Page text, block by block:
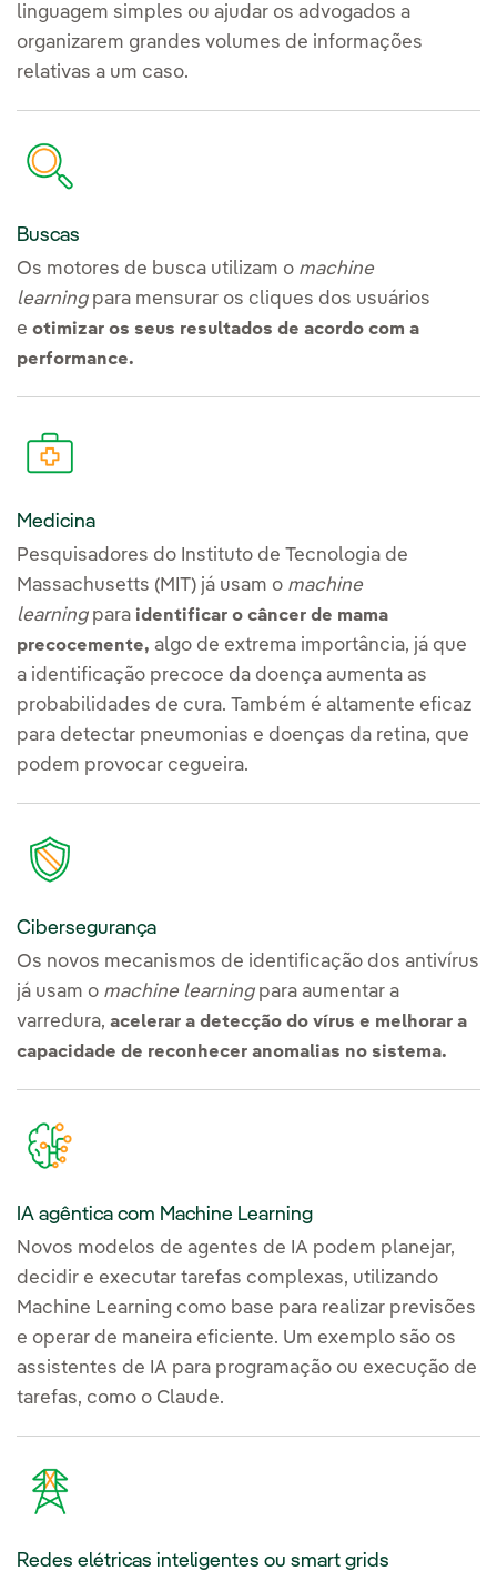
linguagem simples ou ajudar os advogados a
organizarem grandes volumes de informações
relativas a um caso.
Buscas
Os motores de busca utilizam o machine
learningpara mensurar os cliques dos usuários
e otimizar os seus resultados de acordo com a
performance.
Medicina
Pesquisadores do Instituto de Tecnologia de
Massachusetts (MIT) já usam o machine
learningpara identificar o câncer de mama
precocemente, algo de extrema importância, já que
a identificação precoce da doença aumenta as
probabilidades de cura. Também é altamente eficaz
para detectar pneumonias e doenças da retina, que
podem provocar cegueira.
Cibersegurança
Os novos mecanismos de identificação dos antivírus
já usam o machine learningpara aumentar a
varredura, acelerar a detecção do vírus e melhorar a
capacidade de reconhecer anomalias no sistema.
IA agêntica com Machine Learning
Novos modelos de agentes de IA podem planejar,
decidir e executar tarefas complexas, utilizando
Machine Learning como base para realizar previsões
e operar de maneira eficiente. Um exemplo são os
assistentes de IA para programação ou execução de
tarefas, como o Claude.
Redes elétricas inteligentes ou smart grids